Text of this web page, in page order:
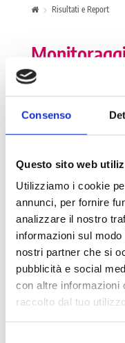
Consenso
Questo sito web
Utilizziamo i cookie
annunci, per fornire
analizzare il nostro
informazioni sul
nostri partner che si
pubblicità e social
con altre informazioni
raccolto dal tuo
Risultati e Report
Il monitoraggio
sulla misura
dell’attività da parte
La rilevazione si
quadro esaustivo in
nella fattispecie:
generale, utilità di
sostenibilità della
DoteComune sulle
Dall’indagine
emerge che:
la maggior parte